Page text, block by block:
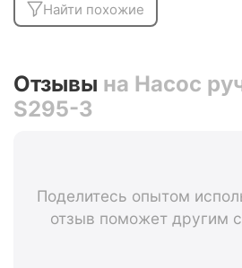
Найти похожие
Отзывы на Насос
S295-3
Поделитесь опытом
отзыв поможет другим